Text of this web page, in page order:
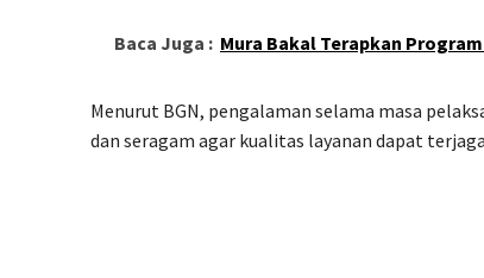
Baca Juga : Mura Bakal Terapkan
Menurut BGN, pengalaman selama masa
dan seragam agar kualitas layanan dapat